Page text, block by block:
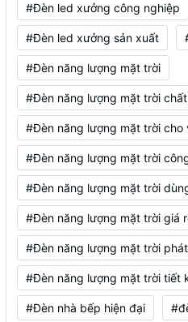
#Đèn led xưởng công nghiệp
#Đèn led xưởng sản xuất
#Đèn năng lượng mặt trời
#Đèn năng lượng mặt trời
#Đèn năng lượng mặt trời cho
#Đèn năng lượng mặt trời
#Đèn năng lượng mặt trời
#Đèn năng lượng mặt trời giá
#Đèn năng lượng mặt trời
#Đèn năng lượng mặt trời tiết
#Đèn nhà bếp hiện đại